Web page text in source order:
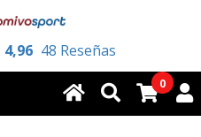
4,96 48 Reseñas
0